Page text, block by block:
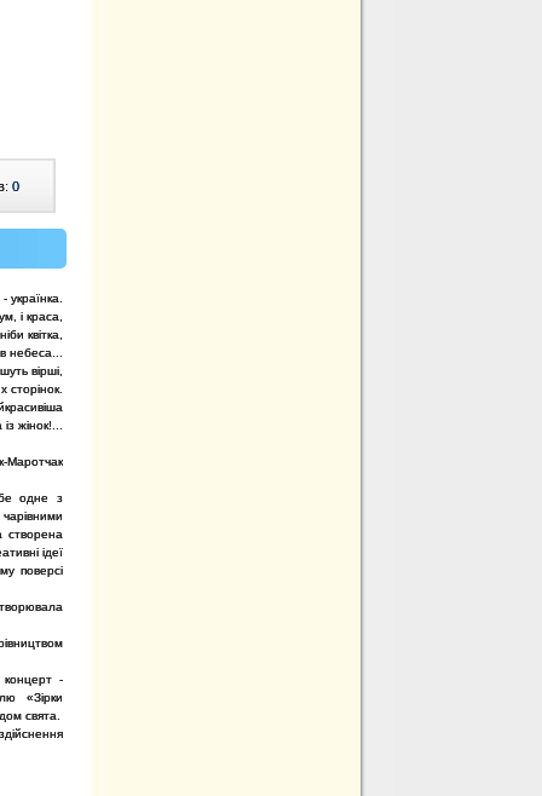
0
українка.
і краса,
квітка,
небеса...
вірші,
жінок!...
Маротчак
одне з
створена
ідеї
поверсі
концерт -
«Зірки
свята.